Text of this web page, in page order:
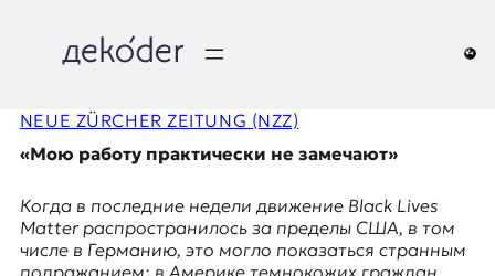
содержимому
e
k
o
NEUE ZÜRCHER ZEITUNG (NZZ)
«Мою работу практически не замечают»
Когда в последние недели движение Black Lives
Matterраспространилось за пределы США, в том
числе в Германию, это могло показаться странным